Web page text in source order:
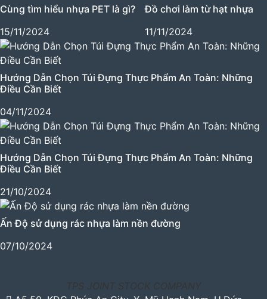
Cùng tìm hiểu nhựa PET là gì?
15/11/2024
Đồ chơi làm từ hạt nhựa
11/11/2024
Hướng Dẫn Chọn Túi Đựng Thực Phẩm An Toàn: Những
Điều Cần Biết
04/11/2024
Hướng Dẫn Chọn Túi Đựng Thực Phẩm An Toàn: Những
Điều Cần Biết
21/10/2024
Ấn Độ sử dụng rác nhựa làm nền đường
07/10/2024
TPS JOINT STOCK COMPANY